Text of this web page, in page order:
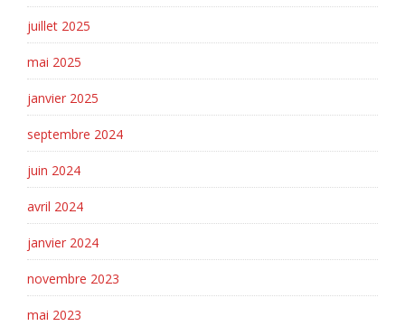
juillet 2025
mai 2025
janvier 2025
septembre 2024
juin 2024
avril 2024
janvier 2024
novembre 2023
mai 2023